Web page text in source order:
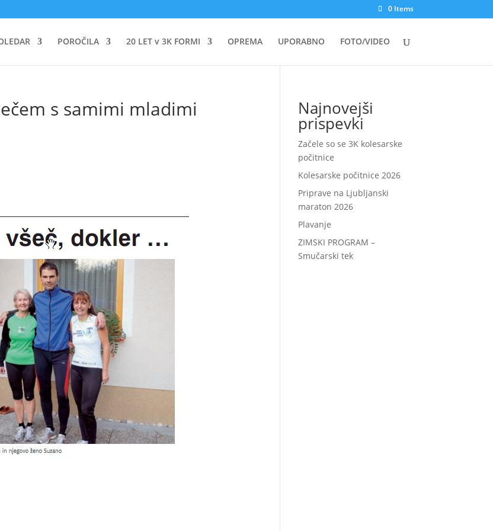
0 Items
POROČILA 20 LET v 3K FORMI OPREMA UPORABNO FOTO/VIDEO
s samimi mladimi Najnovejši
prispevki
Začele so se 3K kolesarske
počitnice
Kolesarske počitnice 2026
Priprave na Ljubljanski
maraton 2026
Plavanje
ZIMSKI PROGRAM –
Smučarski tek